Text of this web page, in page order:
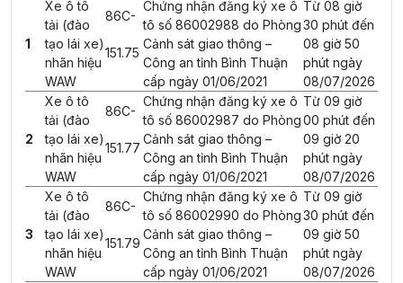
1
Xe ô tô
tải (đào
tạo lái xe)
nhãn hiệu
WAW
86C-
151.75
Chứng nhận đăng ký xe ô
tô số 86002988 do Phòng
Cảnh sát giao thông –
Công an tỉnh Bình Thuận
cấp ngày 01/06/2021
Từ 08 giờ
30 phút đến
08 giờ 50
phút ngày
08/07/2026
2
Xe ô tô
tải (đào
tạo lái xe)
nhãn hiệu
WAW
86C-
151.77
Chứng nhận đăng ký xe ô
tô số 86002987 do Phòng
Cảnh sát giao thông –
Công an tỉnh Bình Thuận
cấp ngày 01/06/2021
Từ 09 giờ
00 phút đến
09 giờ 20
phút ngày
08/07/2026
3
Xe ô tô
tải (đào
tạo lái xe)
nhãn hiệu
WAW
86C-
151.79
Chứng nhận đăng ký xe ô
tô số 86002990 do Phòng
Cảnh sát giao thông –
Công an tỉnh Bình Thuận
cấp ngày 01/06/2021
Từ 09 giờ
30 phút đến
09 giờ 50
phút ngày
08/07/2026